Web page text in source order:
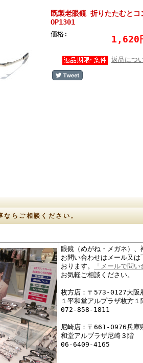
既製老眼鏡 折りたたむとコ
OP1301
価格: 1,620
返品につ
らご相談ください。
眼鏡（めがね・メガネ）、
お問い合わせはメール又
おります。
「メールで問い
お気軽ご相談ください。
枚方店：〒573-0127大阪
１平和堂アルプラザ枚方１
072-858-1811
尼崎店：〒661-0976兵庫
和堂アルプラザ尼崎３階
06-6409-4165